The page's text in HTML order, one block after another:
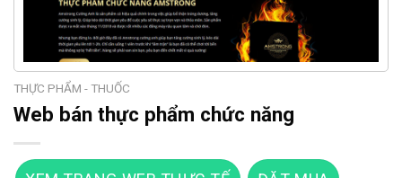
THỰC PHẨM - THUỐC
Web bán thực phẩm chức năng